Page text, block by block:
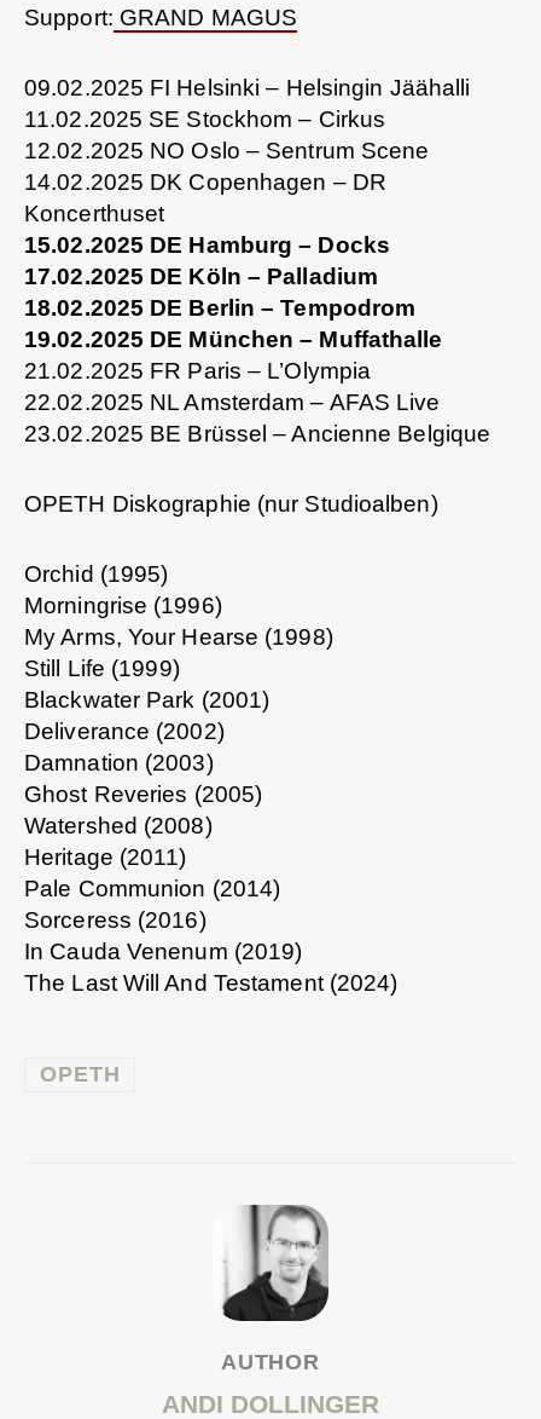
Support: GRAND MAGUS
09.02.2025 FI Helsinki – Helsingin Jäähalli
11.02.2025 SE Stockhom – Cirkus
12.02.2025 NO Oslo – Sentrum Scene
14.02.2025 DK Copenhagen – DR
Koncerthuset
15.02.2025 DE Hamburg – Docks
17.02.2025 DE Köln – Palladium
18.02.2025 DE Berlin – Tempodrom
19.02.2025 DE München – Muffathalle
21.02.2025 FR Paris – L’Olympia
22.02.2025 NL Amsterdam – AFAS Live
23.02.2025 BE Brüssel – Ancienne Belgique
OPETH Diskographie (nur Studioalben)
Orchid (1995)
Morningrise (1996)
My Arms, Your Hearse (1998)
Still Life (1999)
Blackwater Park (2001)
Deliverance (2002)
Damnation (2003)
Ghost Reveries (2005)
Watershed (2008)
Heritage (2011)
Pale Communion (2014)
Sorceress (2016)
In Cauda Venenum (2019)
The Last Will And Testament (2024)
OPETH
AUTHOR
ANDI DOLLINGER